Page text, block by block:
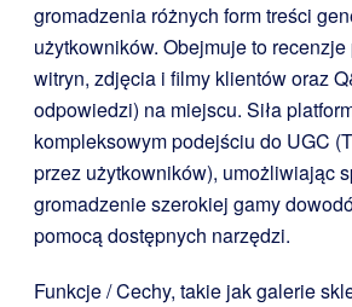
gromadzenia różnych form treści
użytkowników. Obejmuje to
witryn, zdjęcia i filmy klientów oraz
odpowiedzi) na miejscu. Siła
kompleksowym podejściu do UGC
przez użytkowników), umożliwiając
gromadzenie szerokiej gamy
pomocą dostępnych narzędzi.
Funkcje / Cechy, takie jak galerie